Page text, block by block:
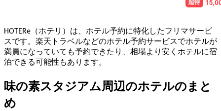
HOTERe（ホテリ）は、ホテル予約に特化したフリマサービ
スです。楽天トラベルなどのホテル予約サービスでホテルが
満員になっていても予約できたり、相場より安くホテルに宿
泊できる可能性もあります。
味の素スタジアム周辺のホテルのまと
め